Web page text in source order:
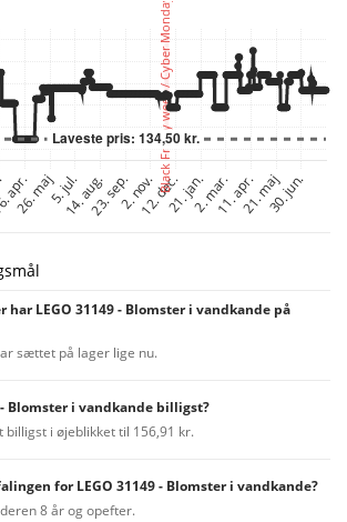
har LEGO 31149 - Blomster i vandkande på
sættet på lager lige nu.
- Blomster i vandkande billigst?
i øjeblikket til 156,91 kr.
for LEGO 31149 - Blomster i vandkande?
8 år og opefter.